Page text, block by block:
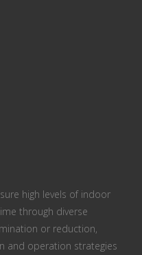
high levels of indoor
through diverse
or reduction,
and operation strategies